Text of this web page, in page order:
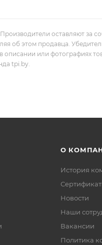
оставляют за
об этом продавца.
описании или фотографиях
tpi.by.
О
История
Новости
Наши
Вакансии
Политика